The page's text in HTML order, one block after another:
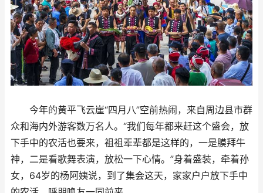
今年的黄平飞云崖“四月八”空前热闹，来自周边县市群
众和海内外游客数万名人。“我们每年都来赶这个盛会，放
下手中的农活也要来，祖祖辈辈都是这样的，一是膜拜牛
神，二是看歌舞表演，放松一下心情。”身着盛装，牵着孙
女，64岁的杨阿姨说，到了集会这天，家家户户放下手中